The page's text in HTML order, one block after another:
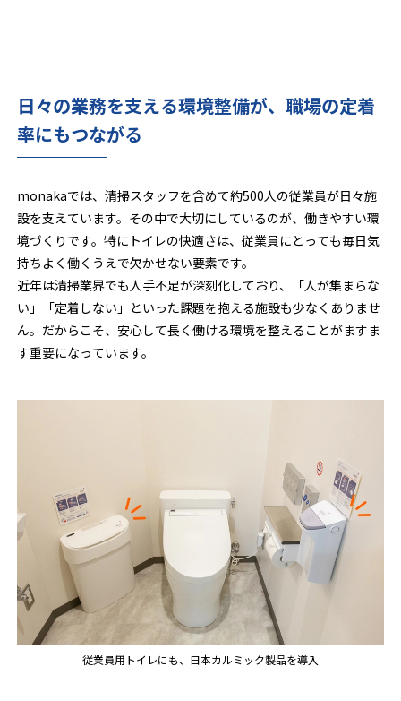
日々の業務を支える環境整備が、職場の定着
率にもつながる
monakaでは、清掃スタッフを含めて約500人の従業員が日々施
設を支えています。その中で大切にしているのが、働きやすい環
境づくりです。特にトイレの快適さは、従業員にとっても毎日気
持ちよく働くうえで欠かせない要素です。
近年は清掃業界でも人手不足が深刻化しており、「人が集まらな
い」「定着しない」といった課題を抱える施設も少なくありませ
ん。だからこそ、安心して長く働ける環境を整えることがますま
す重要になっています。
従業員用トイレにも、日本カルミック製品を導入